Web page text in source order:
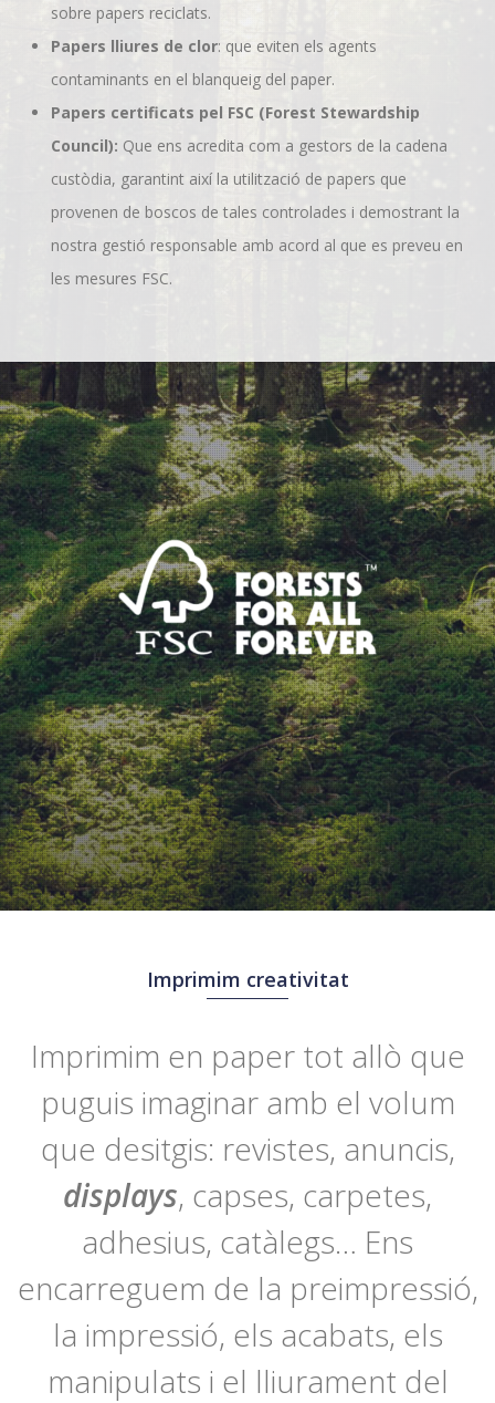
sobre papers reciclats.
Papers lliures de clor: que eviten els agents
contaminants en el blanqueig del paper.
Papers certificats pel FSC (Forest Stewardship
Council): Que ens acredita com a gestors de la cadena
custòdia, garantint així la utilització de papers que
provenen de boscos de tales controlades i demostrant la
nostra gestió responsable amb acord al que es preveu en
les mesures FSC.
Imprimim creativitat
Imprimim en paper tot allò que
puguis imaginar amb el volum
que desitgis: revistes, anuncis,
displays, capses, carpetes,
adhesius, catàlegs… Ens
encarreguem de la preimpressió,
la impressió, els acabats, els
manipulats i el lliurament del